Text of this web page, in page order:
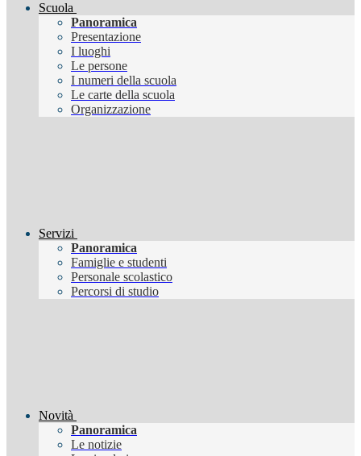
Scuola
Panoramica
Presentazione
I luoghi
Le persone
I numeri della scuola
Le carte della scuola
Organizzazione
Servizi
Panoramica
Famiglie e studenti
Personale scolastico
Percorsi di studio
Novità
Panoramica
Le notizie